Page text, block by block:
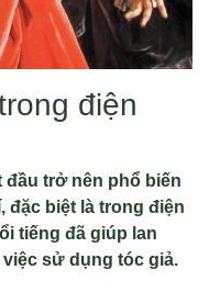
điện
đầu trở nên phổ biến
đặc biệt là trong điện
tiếng đã giúp lan
sử dụng tóc giả.